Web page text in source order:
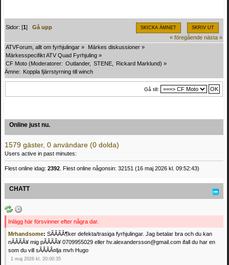
SKICKA ÄMNET SKRIV UT
Sidor: [1]Gå upp
« föregående nästa »
ATVForum, allt om fyrhjulingar » Märkes diskussioner »
Märkesspecifikt ATV Quad Fyrhjuling »
CF Moto (Moderatorer: Outlander, STENE Rickard Marklund) »
Ämne: Koppla fjärrstyrning till winch
Gå till:
Online just nu.
1579 gäster, 0 användare (0 dolda)
Users active in past minutes:
Flest online idag: 2392 . Flest online någonsin: 32151 (16 maj 2026 kl. 09:52:43)
CHATT
Inlägg här försvinner efter några dar.
Mrhandsome: SÃÂÃÂ¶ker defekta/trasiga fyrhjulingar. Jag betalar bra och du kan
nÃÂÃÂ¥ mig pÃÂÃÂ¥ 0709955029 eller hv.alexandersson@gmail.com ifall du har en
som du vill sÃÂÃÂ¤lja mvh Hugo
1 maj 2026 kl. 20:00:35